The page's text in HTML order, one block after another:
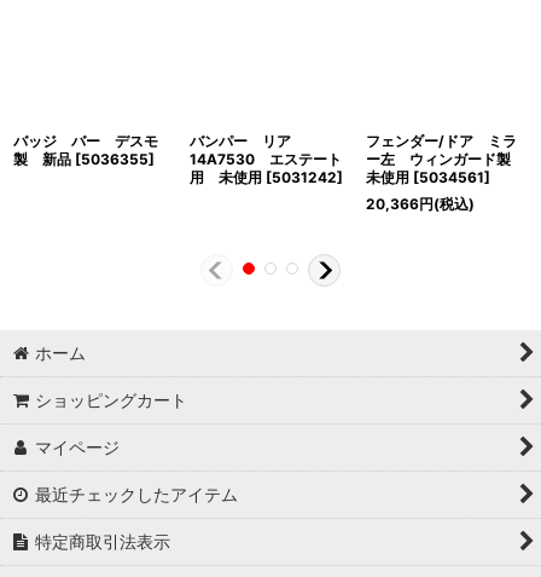
バッジ バー デスモ
製 新品 [5036355]
バンパー リア
14A7530 エステート
用 未使用 [5031242]
フェンダー/ドア ミラ
ー左 ウィンガード製
未使用 [5034561]
20,366円(税込)
ホーム
ショッピングカート
マイページ
最近チェックしたアイテム
特定商取引法表示